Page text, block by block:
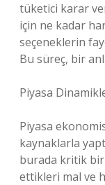
tüketici karar
için ne kadar
seçeneklerin
Bu süreç, bir
Piyasa
Piyasa
kaynaklarla
burada kritik
ettikleri mal ve